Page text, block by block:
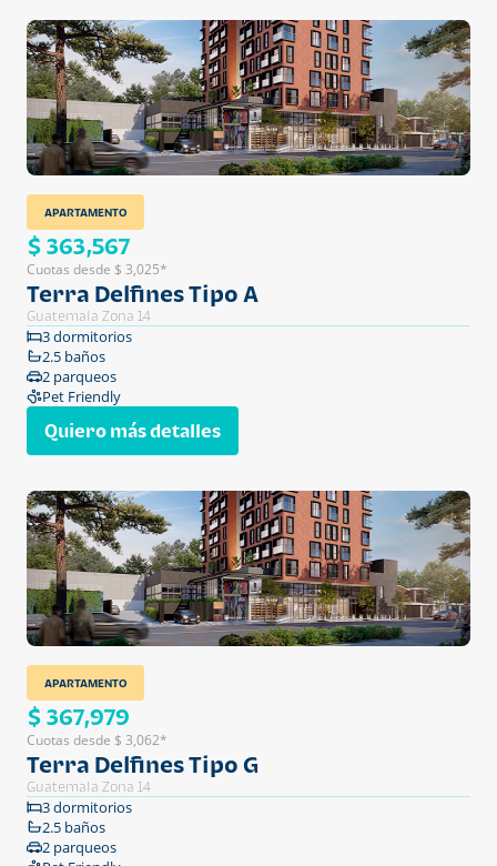
APARTAMENTO
$ 363,567
Cuotas desde $ 3,025*
Terra Delfines Tipo A
Guatemala Zona 14
3 dormitorios
2.5 baños
2 parqueos
Pet Friendly
Quiero más detalles
APARTAMENTO
$ 367,979
Cuotas desde $ 3,062*
Terra Delfines Tipo G
Guatemala Zona 14
3 dormitorios
2.5 baños
2 parqueos